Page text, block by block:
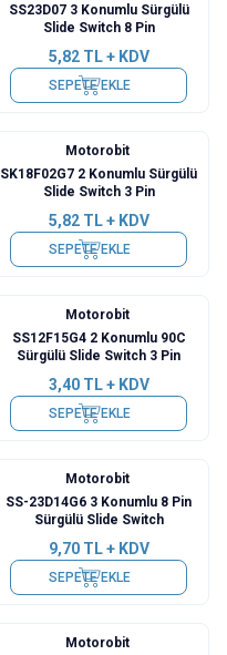
SS23D07 3 Konumlu Sürgülü
Slide Switch 8 Pin
5,82TL + KDV
SEPETE EKLE
Motorobit
SK18F02G7 2 Konumlu Sürgülü
Slide Switch 3 Pin
5,82TL + KDV
SEPETE EKLE
Motorobit
SS12F15G4 2 Konumlu 90C
Sürgülü Slide Switch 3 Pin
3,40TL + KDV
SEPETE EKLE
Motorobit
SS-23D14G6 3 Konumlu 8 Pin
Sürgülü Slide Switch
9,70TL + KDV
SEPETE EKLE
Motorobit